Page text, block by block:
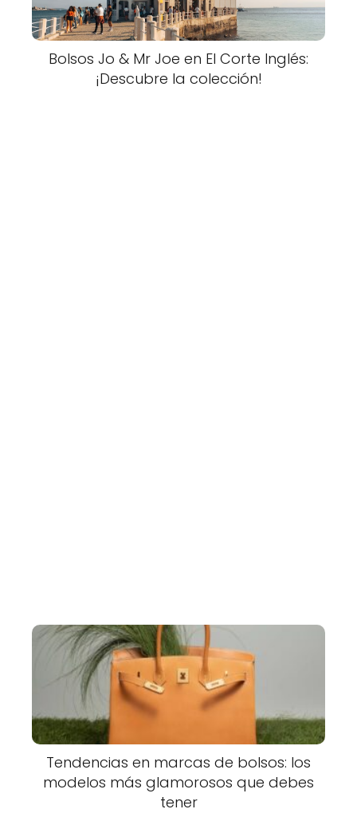
Bolsos Jo & Mr Joe en El Corte Inglés:
¡Descubre la colección!
Tendencias en marcas de bolsos: los
modelos más glamorosos que debes
tener